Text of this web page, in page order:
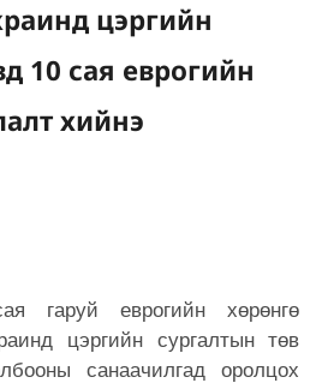
цэргийн
10 сая еврогийн
хийнэ
гаруй еврогийн хөрөнгө
цэргийн сургалтын төв
санаачилгад оролцох